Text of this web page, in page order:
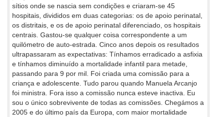
sítios onde se nascia sem condições e criaram-se 45
hospitais, divididos em duas categorias: os de apoio perinatal,
os distritais, e os de apoio perinatal diferenciado, os hospitais
centrais. Gastou-se qualquer coisa correspondente a um
quilómetro de auto-estrada. Cinco anos depois os resultados
ultrapassaram as expectativas: Tínhamos erradicado a asfixia
e tínhamos diminuído a mortalidade infantil para metade,
passando para 9 por mil. Foi criada uma comissão para a
criança e adolescente. Tudo parou quando Manuela Arcanjo
foi ministra. Fora isso a comissão nunca esteve inactiva. Eu
sou o único sobrevivente de todas as comissões. Chegámos a
2005 e do último país da Europa, com maior mortalidade